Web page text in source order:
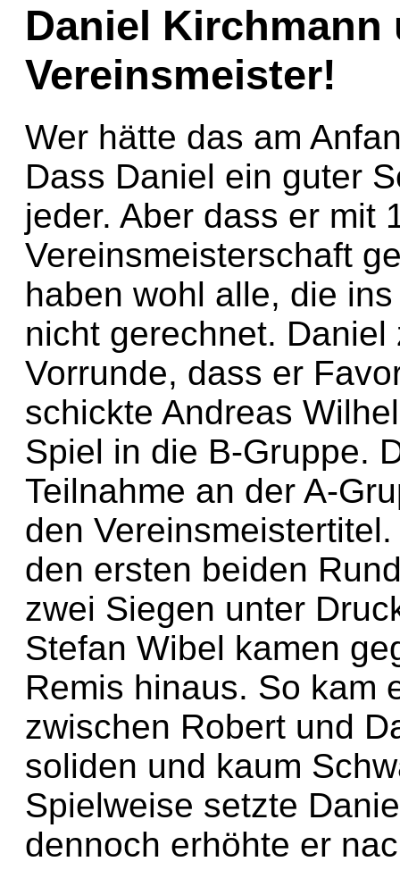
Daniel Kirchmann
Vereinsmeister!
Wer hätte das am
Dass Daniel ein guter
jeder. Aber dass er mit
Vereinsmeisterschaft
haben wohl alle, die
nicht gerechnet.
Vorrunde, dass er
schickte Andreas
Spiel in die B-Gruppe.
Teilnahme an der A-
den
den ersten beiden
zwei Siegen unter
Stefan Wibel kamen
Remis hinaus. So kam
zwischen Robert und
soliden und kaum
Spielweise setzte
dennoch erhöhte er